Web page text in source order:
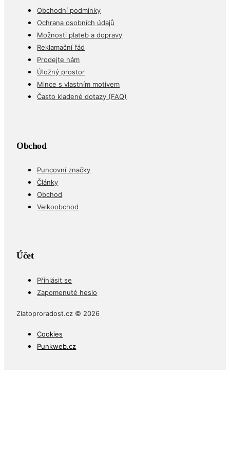
Obchodní podmínky
Ochrana osobních údajů
Možnosti plateb a dopravy
Reklamační řád
Prodejte nám
Úložný prostor
Mince s vlastním motivem
Často kladené dotazy (FAQ)
Obchod
Puncovní značky
Články
Obchod
Velkoobchod
Účet
Přihlásit se
Zapomenuté heslo
Zlatoproradost.cz © 2026
Cookies
Punkweb.cz